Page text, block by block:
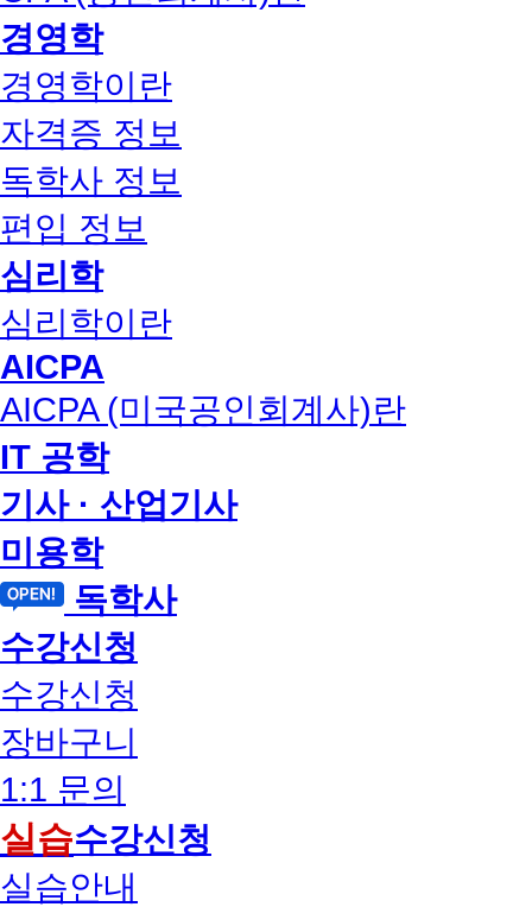
경영학
경영학이란
자격증 정보
독학사 정보
편입 정보
심리학
심리학이란
AICPA
AICPA (미국공인회계사)란
IT 공학
기사 · 산업기사
미용학
독학사
수강신청
수강신청
장바구니
1:1 문의
실습수강신청
실습안내